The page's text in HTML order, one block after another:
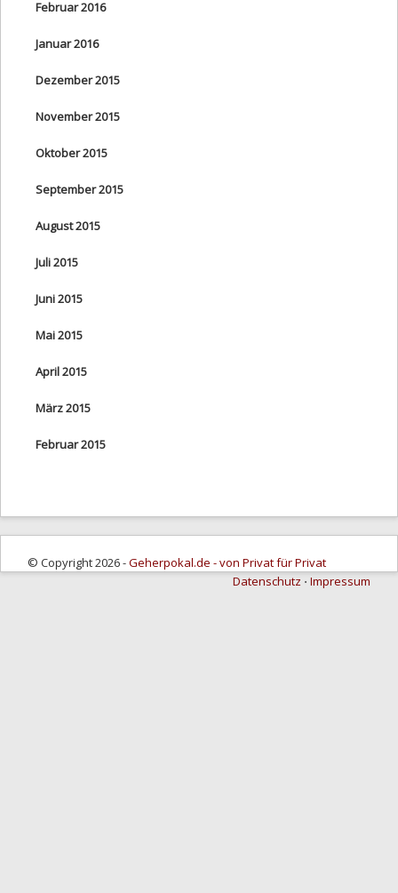
Februar 2016
Januar 2016
Dezember 2015
November 2015
Oktober 2015
September 2015
August 2015
Juli 2015
Juni 2015
Mai 2015
April 2015
März 2015
Februar 2015
© Copyright 2026 -Geherpokal.de - von Privat für Privat
Datenschutz ⋅ Impressum